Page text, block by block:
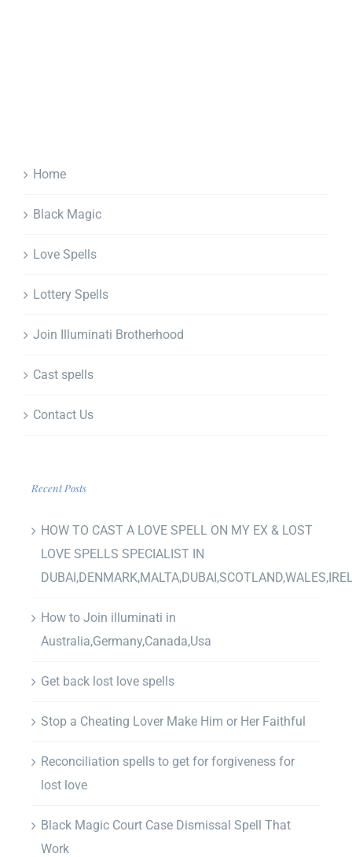
Home
Black Magic
Love Spells
Lottery Spells
Join Illuminati Brotherhood
Cast spells
Contact Us
Recent Posts
HOW TO CAST A LOVE SPELL ON MY EX & LOST
LOVE SPELLS SPECIALIST IN
How to Join illuminati in
Australia,Germany,Canada,Usa
Get back lost love spells
Stop a Cheating Lover Make Him or Her Faithful
Reconciliation spells to get for forgiveness for
lost love
Black Magic Court Case Dismissal Spell That
Work